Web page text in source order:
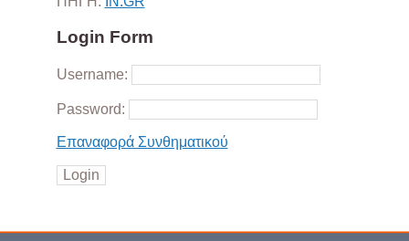
Login Form
Username:
Password:
Επαναφορά Συνθηματικού